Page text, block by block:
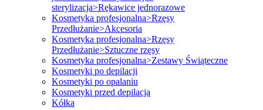
sterylizacja>Rękawice jednorazowe
Kosmetyka profesjonalna>Rzęsy
Przedłużanie>Akcesoria
Kosmetyka profesjonalna>Rzęsy
Przedłużanie>Sztuczne rzęsy
Kosmetyka profesjonalna>Zestawy Świąteczne
Kosmetyki po depilacji
Kosmetyki po opalaniu
Kosmetyki przed depilacją
Kółka